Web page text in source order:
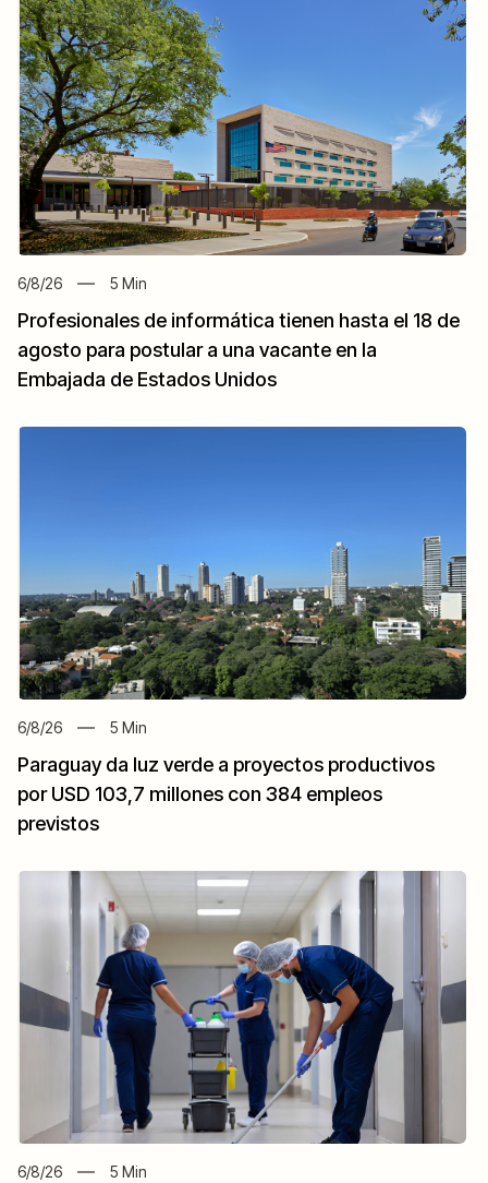
6/8/26 5 Min
Profesionales de informática tienen hasta el 18 de
agosto para postular a una vacante en la
Embajada de Estados Unidos
6/8/26 5 Min
Paraguay da luz verde a proyectos productivos
por USD 103,7 millones con 384 empleos
previstos
6/8/26 5 Min